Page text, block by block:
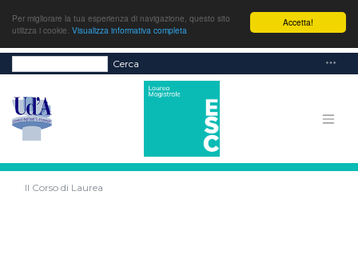
Accetta!
Per migliorare la tua esperienza di navigazione, questo sito
utilizza i cookie. Visualizza informativa completa
Cerca
Il Corso di Laurea